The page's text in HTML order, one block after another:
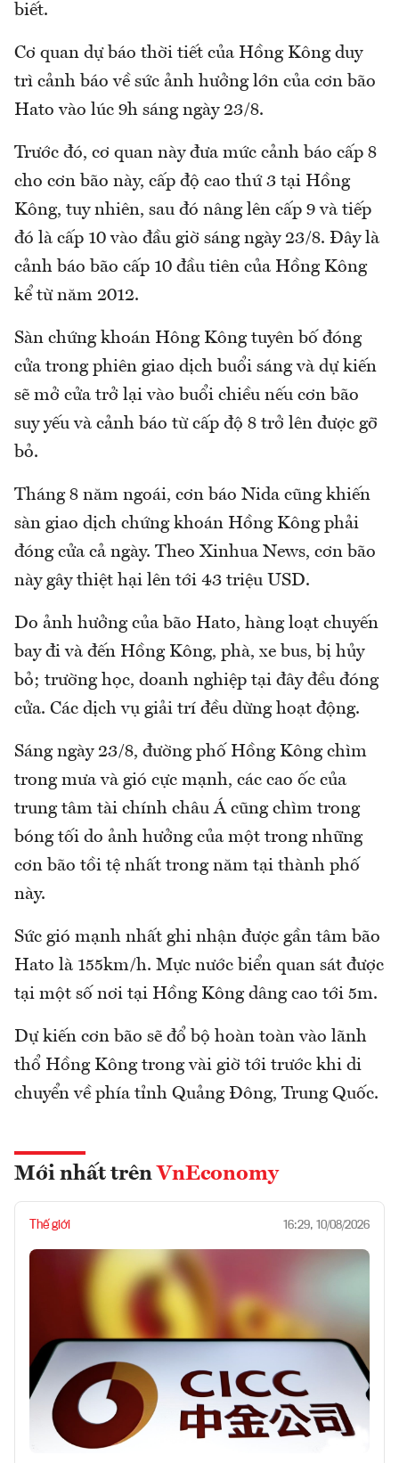
biết.
Cơ quan dự báo thời tiết của Hồng Kông duy
trì cảnh báo về sức ảnh hưởng lớn của cơn bão
Hato vào lúc 9h sáng ngày 23/8.
Trước đó, cơ quan này đưa mức cảnh báo cấp 8
cho cơn bão này, cấp độ cao thứ 3 tại Hồng
Kông, tuy nhiên, sau đó nâng lên cấp 9 và tiếp
đó là cấp 10 vào đầu giờ sáng ngày 23/8. Đây là
cảnh báo bão cấp 10 đầu tiên của Hồng Kông
kể từ năm 2012.
Sàn chứng khoán Hông Kông tuyên bố đóng
cửa trong phiên giao dịch buổi sáng và dự kiến
sẽ mở cửa trở lại vào buổi chiều nếu cơn bão
suy yếu và cảnh báo từ cấp độ 8 trở lên được gỡ
bỏ.
Tháng 8 năm ngoái, cơn báo Nida cũng khiến
sàn giao dịch chứng khoán Hồng Kông phải
đóng cửa cả ngày. Theo Xinhua News, cơn bão
này gây thiệt hại lên tới 43 triệu USD.
Do ảnh hưởng của bão Hato, hàng loạt chuyến
bay đi và đến Hồng Kông, phà, xe bus, bị hủy
bỏ; trường học, doanh nghiệp tại đây đều đóng
cửa. Các dịch vụ giải trí đều dừng hoạt động.
Sáng ngày 23/8, đường phố Hồng Kông chìm
trong mưa và gió cực mạnh, các cao ốc của
trung tâm tài chính châu Á cũng chìm trong
bóng tối do ảnh hưởng của một trong những
cơn bão tồi tệ nhất trong năm tại thành phố
này.
Sức gió mạnh nhất ghi nhận được gần tâm bão
Hato là 155km/h. Mực nước biển quan sát được
tại một số nơi tại Hồng Kông dâng cao tới 5m.
Dự kiến cơn bão sẽ đổ bộ hoàn toàn vào lãnh
thổ Hồng Kông trong vài giờ tới trước khi di
chuyển về phía tỉnh Quảng Đông, Trung Quốc.
Mới nhất trên VnEconomy
Thế giới 16:29, 10/08/2026